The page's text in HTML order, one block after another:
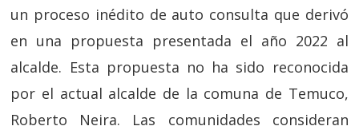
un proceso inédito de auto consulta que derivó
en una propuesta presentada el año 2022 al
alcalde. Esta propuesta no ha sido reconocida
por el actual alcalde de la comuna de Temuco,
Roberto Neira. Las comunidades consideran